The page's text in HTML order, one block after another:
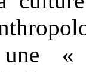
une